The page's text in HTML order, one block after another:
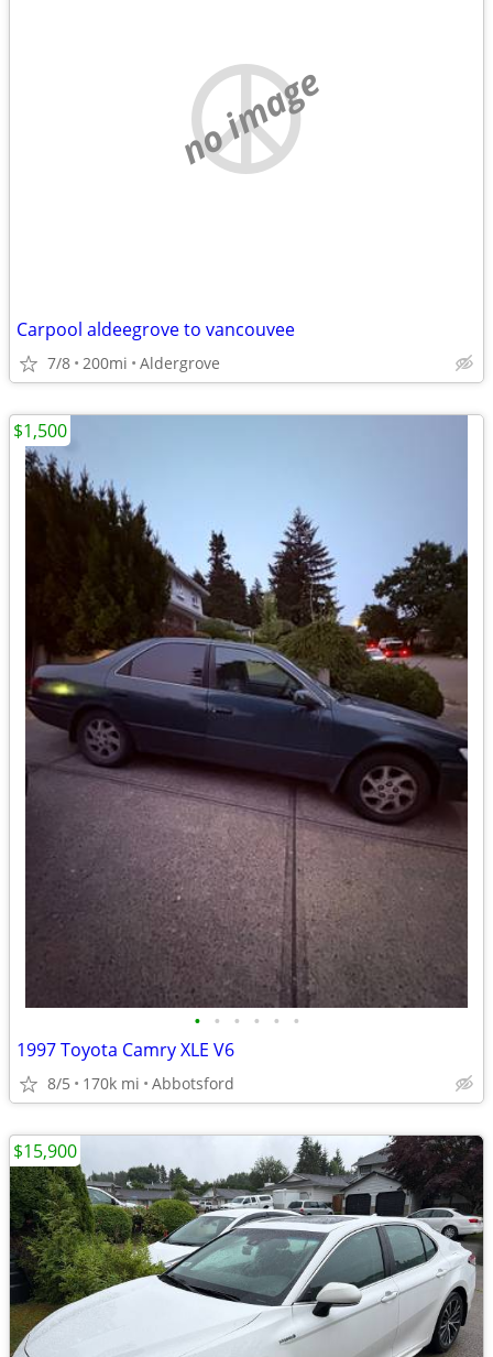
no image
Carpool aldeegrove to vancouvee
7/8 200mi Aldergrove
• • • • • •
1997 Toyota Camry XLE V6
8/5 170k mi Abbotsford
$1,500
$15,900